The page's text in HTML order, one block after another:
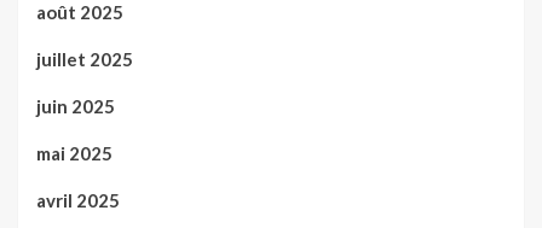
août 2025
juillet 2025
juin 2025
mai 2025
avril 2025